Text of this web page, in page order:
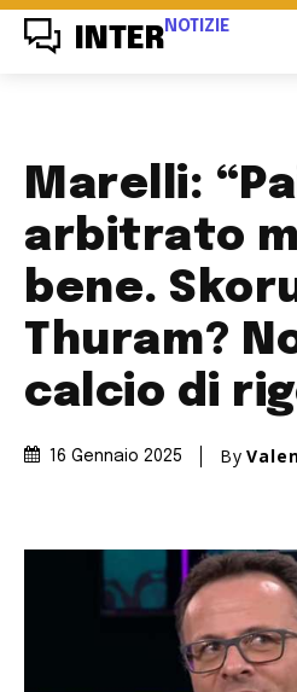
INTER NOTIZIE
Marelli:
arbitrato
bene.
Thuram?
calcio di
16 Gennaio 2025 By